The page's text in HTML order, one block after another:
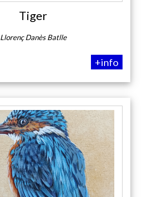
Tiger
Llorenç Danès Batlle
+info